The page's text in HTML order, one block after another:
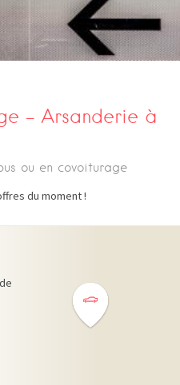
– Arsanderie à
ou en covoiturage
du moment !